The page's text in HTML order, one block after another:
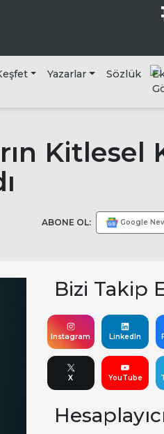
Yazarlar Sözlük
Kitlesel
ABONE OL: Google
Bizi Takip
Instagram LinkedIn
X YouTube